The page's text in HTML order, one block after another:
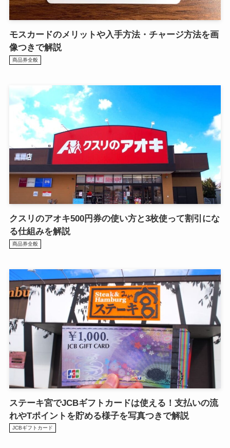
モスカードのメリットや入手方法・チャージ方法を画
像つきで解説
商品券全般
クスリのアオキ500円券の使い方と3枚使って割引にな
る仕組みを解説
商品券全般
ステーキ宮でJCBギフトカードは使える！支払いの流
れやTポイントを貯める様子を写真つきで解説
JCBギフトカード